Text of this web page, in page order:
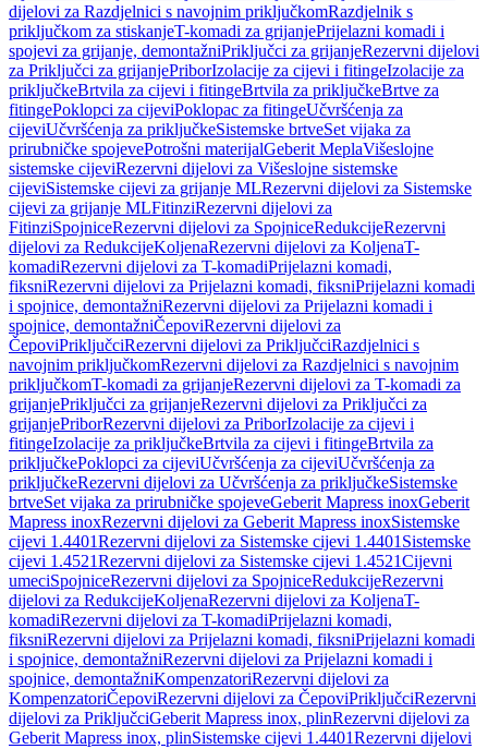
dijelovi za Razdjelnici s navojnim priključkomRazdjelnik s
priključkom za stiskanjeT-komadi za grijanjePrijelazni komadi i
spojevi za grijanje, demontažniPriključci za grijanjeRezervni dijelovi
za Priključci za grijanjePriborIzolacije za cijevi i fitingeIzolacije za
priključkeBrtvila za cijevi i fitingeBrtvila za priključkeBrtve za
fitingePoklopci za cijeviPoklopac za fitingeUčvršćenja za
cijeviUčvršćenja za priključkeSistemske brtveSet vijaka za
prirubničke spojevePotrošni materijalGeberit MeplaVišeslojne
sistemske cijeviRezervni dijelovi za Višeslojne sistemske
cijeviSistemske cijevi za grijanje MLRezervni dijelovi za Sistemske
cijevi za grijanje MLFitinziRezervni dijelovi za
FitinziSpojniceRezervni dijelovi za SpojniceRedukcijeRezervni
dijelovi za RedukcijeKoljenaRezervni dijelovi za KoljenaT-
komadiRezervni dijelovi za T-komadiPrijelazni komadi,
fiksniRezervni dijelovi za Prijelazni komadi, fiksniPrijelazni komadi
i spojnice, demontažniRezervni dijelovi za Prijelazni komadi i
spojnice, demontažniČepoviRezervni dijelovi za
ČepoviPriključciRezervni dijelovi za PriključciRazdjelnici s
navojnim priključkomRezervni dijelovi za Razdjelnici s navojnim
priključkomT-komadi za grijanjeRezervni dijelovi za T-komadi za
grijanjePriključci za grijanjeRezervni dijelovi za Priključci za
grijanjePriborRezervni dijelovi za PriborIzolacije za cijevi i
fitingeIzolacije za priključkeBrtvila za cijevi i fitingeBrtvila za
priključkePoklopci za cijeviUčvršćenja za cijeviUčvršćenja za
priključkeRezervni dijelovi za Učvršćenja za priključkeSistemske
brtveSet vijaka za prirubničke spojeveGeberit Mapress inoxGeberit
Mapress inoxRezervni dijelovi za Geberit Mapress inoxSistemske
cijevi 1.4401Rezervni dijelovi za Sistemske cijevi 1.4401 Sistemske
cijevi 1.4521Rezervni dijelovi za Sistemske cijevi 1.4521Cijevni
umeciSpojniceRezervni dijelovi za SpojniceRedukcijeRezervni
dijelovi za RedukcijeKoljenaRezervni dijelovi za KoljenaT-
komadiRezervni dijelovi za T-komadiPrijelazni komadi,
fiksniRezervni dijelovi za Prijelazni komadi, fiksniPrijelazni komadi
i spojnice, demontažniRezervni dijelovi za Prijelazni komadi i
spojnice, demontažniKompenzatoriRezervni dijelovi za
KompenzatoriČepoviRezervni dijelovi za ČepoviPriključciRezervni
dijelovi za PriključciGeberit Mapress inox, plinRezervni dijelovi za
Geberit Mapress inox, plinSistemske cijevi 1.4401Rezervni dijelovi